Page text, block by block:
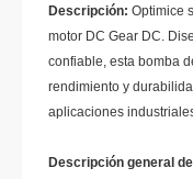
Descripción: Optimice
motor DC Gear DC.
confiable, esta bomba
rendimiento y
aplicaciones
Descripción general